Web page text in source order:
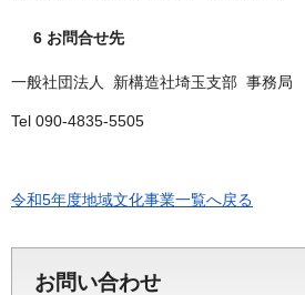
6 お問合せ先
一般社団法人 新構造社埼玉支部 事務局
Tel 090-4835-5505
令和5年度地域文化事業一覧へ戻る
お問い合わせ